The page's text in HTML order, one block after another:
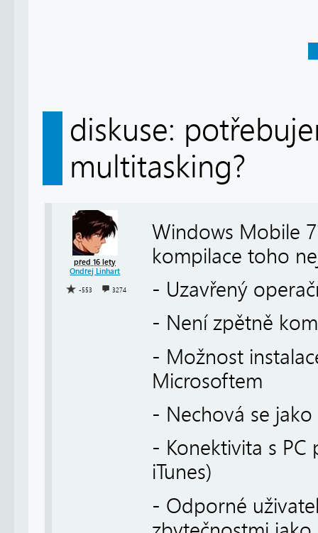
diskuse:
multitasking?
před 16 lety
Ondřej Linhart
-553 3274
Windows Mobile
kompilace toho
- Uzavřený
- Není zpětně
- Možnost
Microsoftem
- Nechová se
- Konektivita s
iTunes)
- Odporné